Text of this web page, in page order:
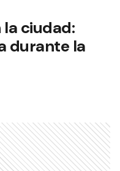
la ciudad:
durante la